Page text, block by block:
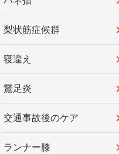
梨状筋症候群
寝違え
鵞足炎
交通事故後のケア
ランナー膝